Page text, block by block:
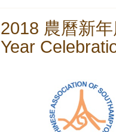
2018 農曆新
Year